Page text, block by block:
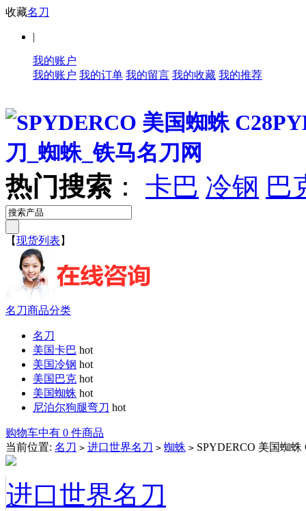
收藏名刀
|
我的账户
我的账户 我的订单 我的留言 我的收藏 我的推荐
热门搜索 ： 卡巴 冷钢 巴
【现货列表 】
名刀商品分类
名刀
美国卡巴 hot
美国冷钢 hot
美国巴克 hot
美国蜘蛛 hot
尼泊尔狗腿弯刀 hot
购物车中有 0 件商品
当前位置: 名刀 > 进口世界名刀 > 蜘蛛 > SPYDERCO 美国蜘
进口世界名刀